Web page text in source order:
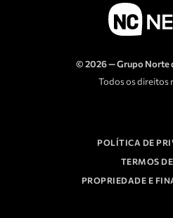
© 2026 — Grupo Norte
Todos os direitos
POLÍTICA DE
TERMOS
PROPRIEDADE E